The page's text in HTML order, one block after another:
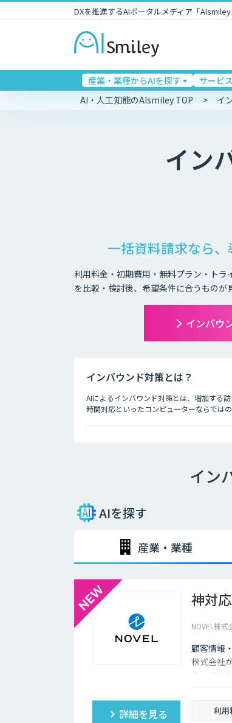
DXを推進するAIポータルメディア「
産業・業種からAIを探す サービ
AI・人工知能のAIsmiley TOP イ
イン
一括資料請求なら
利用料金・初期費用・無料プラン・ト
を比較・検討後、希望条件に合うものが
インバウ
インバウンド対策とは？
AIによるインバウンド対策とは、増加する
時間対応といったコンピューターならでは
ホテルの予約サービスやアミューズメント
イン
AIを探す
産業・業種
神対
NOVEL株式
顧客情報
株式会社
エージ
し、自
詳細を見る 利用